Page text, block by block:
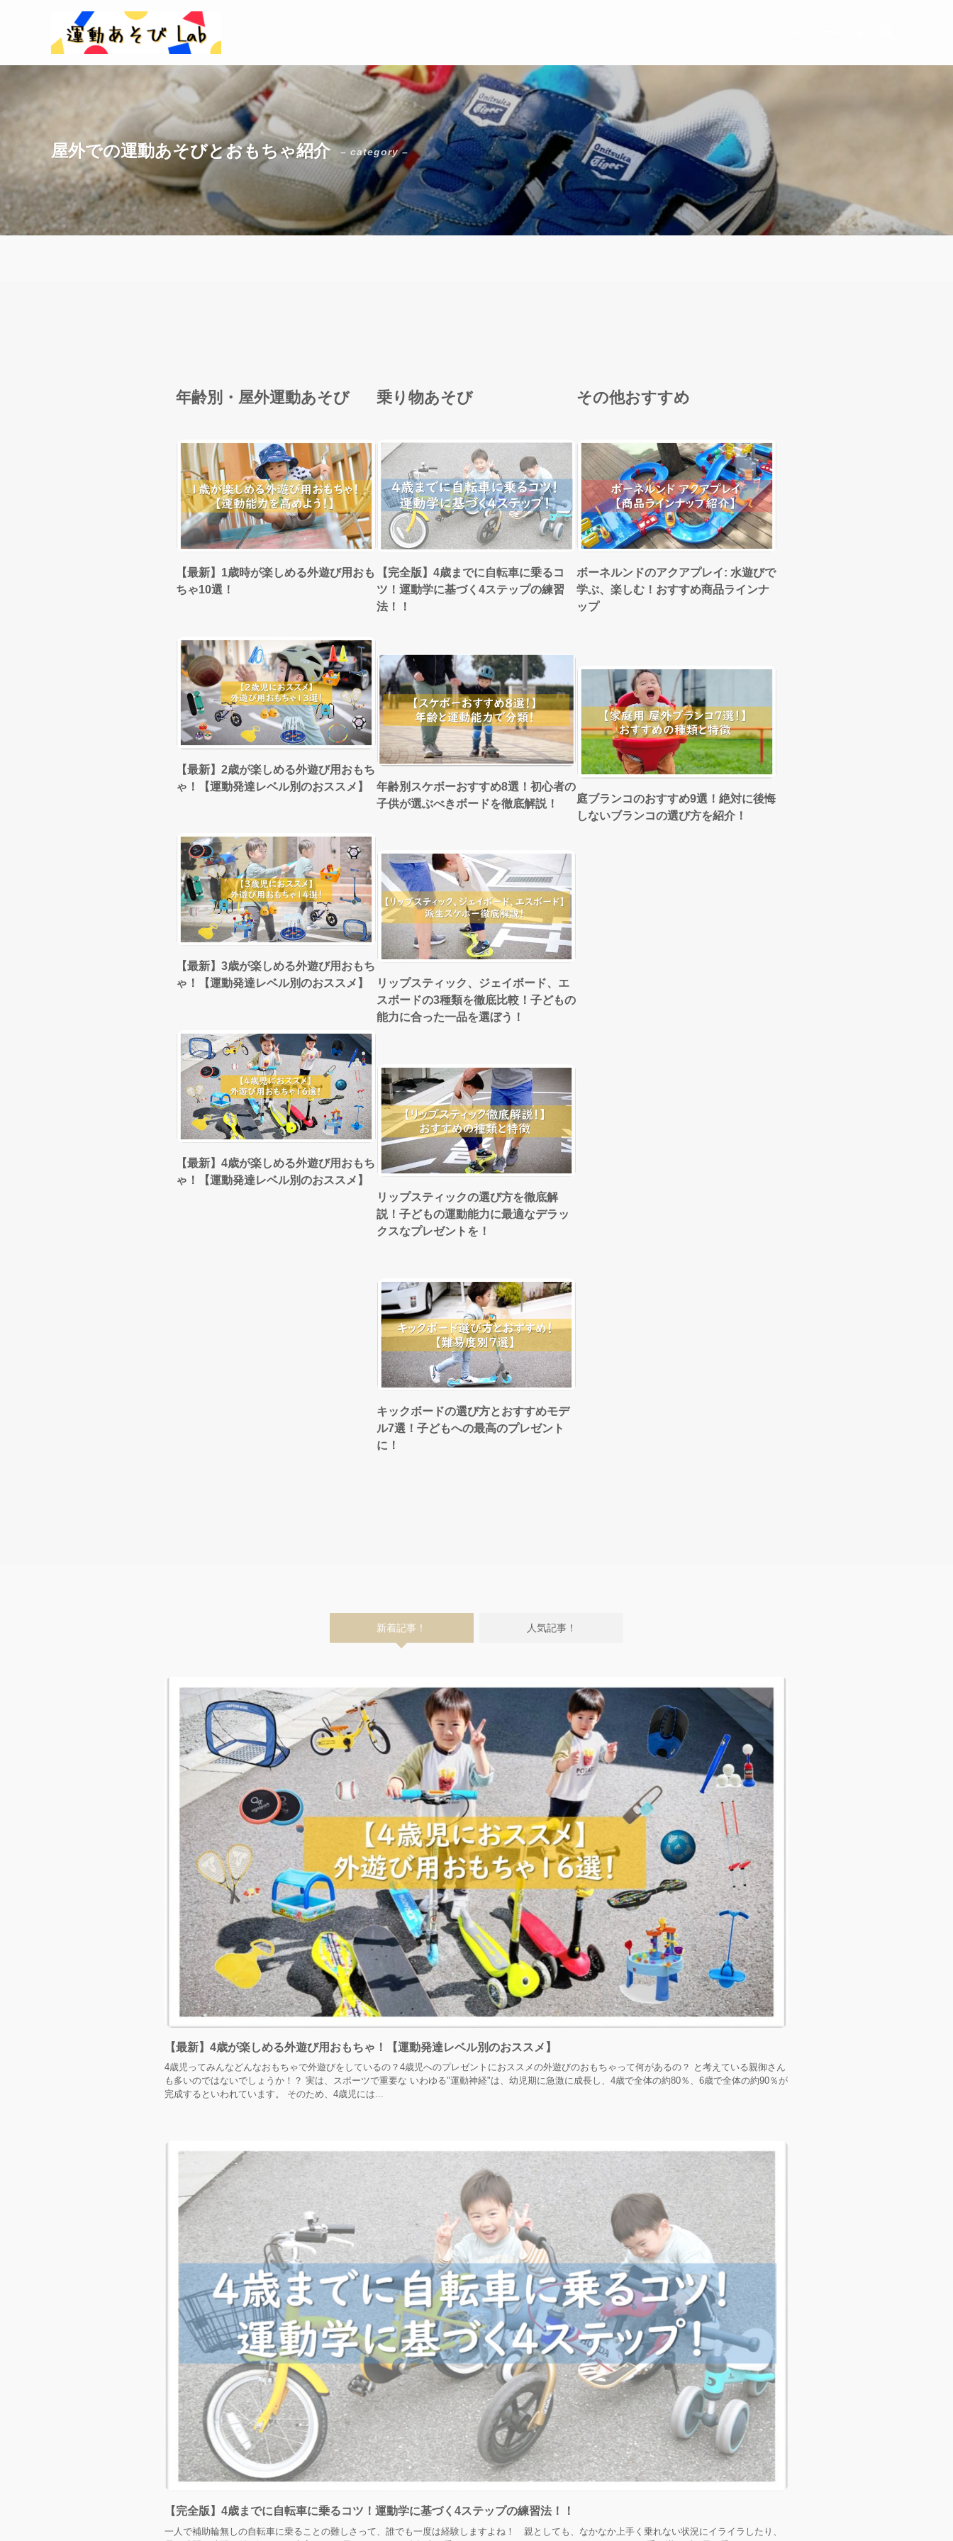
屋外での運動あそびとおもちゃ紹介 – category –
年齢別・屋外運動あそび
【最新】1歳時が楽しめる外遊び用おも
ちゃ10選！
【最新】2歳が楽しめる外遊び用おもち
ゃ！【運動発達レベル別のおススメ】
【最新】3歳が楽しめる外遊び用おもち
ゃ！【運動発達レベル別のおススメ】
【最新】4歳が楽しめる外遊び用おもち
ゃ！【運動発達レベル別のおススメ】
乗り物あそび
【完全版】4歳までに自転車に乗るコ
ツ！運動学に基づく4ステップの練習
法！！
年齢別スケボーおすすめ8選！初心者の
子供が選ぶべきボードを徹底解説！
リップスティック、ジェイボード、エ
スボードの3種類を徹底比較！子どもの
能力に合った一品を選ぼう！
リップスティックの選び方を徹底解
説！子どもの運動能力に最適なデラッ
クスなプレゼントを！
キックボードの選び方とおすすめモデ
ル7選！子どもへの最高のプレゼント
に！
その他おすすめ
ボーネルンドのアクアプレイ: 水遊びで
学ぶ、楽しむ！おすすめ商品ラインナ
ップ
庭ブランコのおすすめ9選！絶対に後悔
しないブランコの選び方を紹介！
新着記事！ 人気記事！
【最新】4歳が楽しめる外遊び用おもちゃ！【運動発達レベル別のおススメ】
4歳児ってみんなどんなおもちゃで外遊びをしているの？4歳児へのプレゼントにおススメの外遊びのおもちゃって何があるの？ と考えている親御さん
も多いのではないでしょうか！？ 実は、スポーツで重要な いわゆる"運動神経"は、幼児期に急激に成長し、4歳で全体の約80％、6歳で全体の約90％が
完成するといわれています。 そのため、4歳児には...
【完全版】4歳までに自転車に乗るコツ！運動学に基づく4ステップの練習法！！
一人で補助輪無しの自転車に乗ることの難しさって、誰でも一度は経験しますよね！ 親としても、なかなか上手く乗れない状況にイライラしたり、